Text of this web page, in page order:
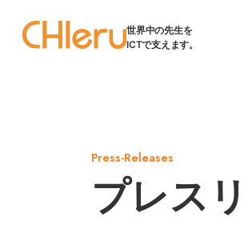
世界中の先生を
ICTで支えます。
Press-Releases
プレス